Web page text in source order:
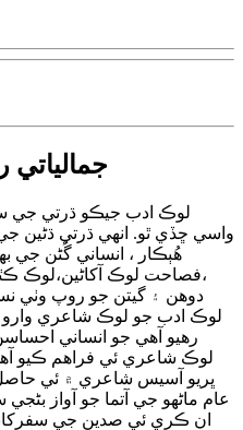
لوڪ ادب جيڪو ڌرتي جي
واسي ڇڏي ٿو. انهي ڌرتي
هُٻڪار ، انساني گُڻن جي
،فصاحت لوڪ آکاڻين،لوڪ
دوهن ۽ گيتن جو روپ وٺي
لوڪ ادب جو لوڪ شاعري وارو
رهيو آهي جو انساني
لوڪ شاعري ئي فراهم ڪيو
ڀريو آسيس شاعري ۾ ئي
عام ماڻھو جي آتما جو آواز
ان ڪري ئي صدين جي